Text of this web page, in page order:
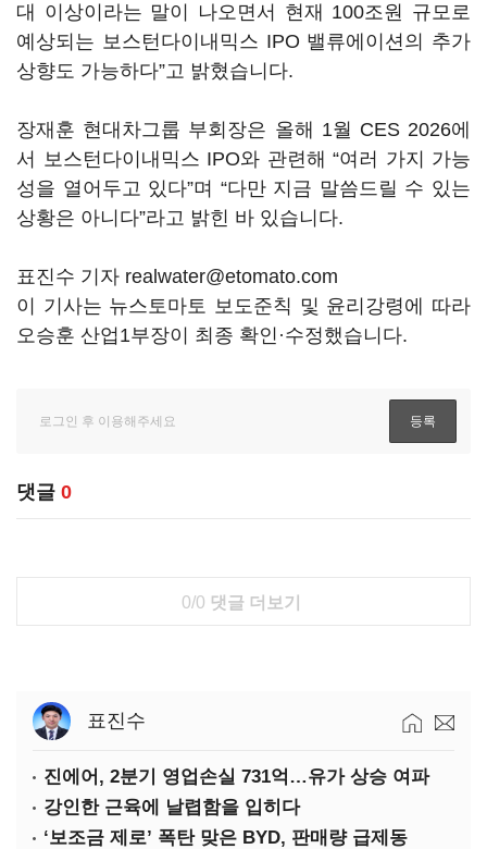
대 이상이라는 말이 나오면서 현재 100조원 규모로
예상되는 보스턴다이내믹스 IPO 밸류에이션의 추가
상향도 가능하다”고 밝혔습니다.
장재훈 현대차그룹 부회장은 올해 1월 CES 2026에
서 보스턴다이내믹스 IPO와 관련해 “여러 가지 가능
성을 열어두고 있다”며 “다만 지금 말씀드릴 수 있는
상황은 아니다”라고 밝힌 바 있습니다.
표진수 기자 realwater@etomato.com
이 기사는 뉴스토마토 보도준칙 및 윤리강령에 따라
오승훈 산업1부장이 최종 확인·수정했습니다.
댓글 0
0/0 댓글 더보기
표진수
진에어, 2분기 영업손실 731억…유가 상승 여파
강인한 근육에 날렵함을 입히다
‘보조금 제로’ 폭탄 맞은 BYD, 판매량 급제동